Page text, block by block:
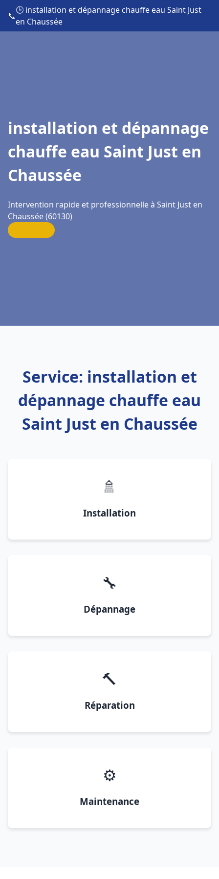
📞
🕒 installation et dépannage chauffe eau Saint Just
en Chaussée
installation et dépannage
chauffe eau Saint Just en
Chaussée
Intervention rapide et professionnelle à Saint Just en
Chaussée (60130)
Service: installation et
dépannage chauffe eau
Saint Just en Chaussée
🚿
Installation
🔧
Dépannage
🔨
Réparation
⚙️
Maintenance